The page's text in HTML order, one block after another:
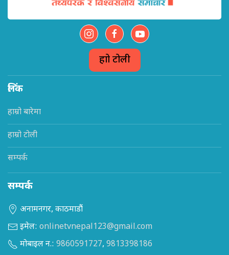
हाम्रो टोली
लिंक
हाम्रो बारेमा
हाम्रो टोली
सम्पर्क
सम्पर्क
अनामनगर, काठमाडौं
इमेल: onlinetvnepal123@gmail.com
मोबाइल न.: 9860591727, 9813398186